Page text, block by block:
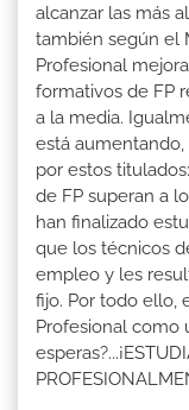
alcanzar las más
también según el
Profesional
formativos de FP
a la media.
está
por estos
de FP superan a
han finalizado
que los técnicos
empleo y les
fijo. Por todo ello,
Profesional como